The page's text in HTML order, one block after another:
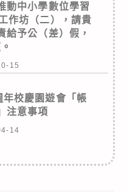
動中小學數位學習
作坊（二），請貴
給予公（差）假，
15
校慶園遊會「帳
注意事項
14